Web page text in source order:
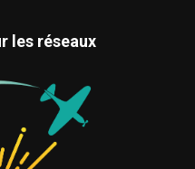
les réseaux